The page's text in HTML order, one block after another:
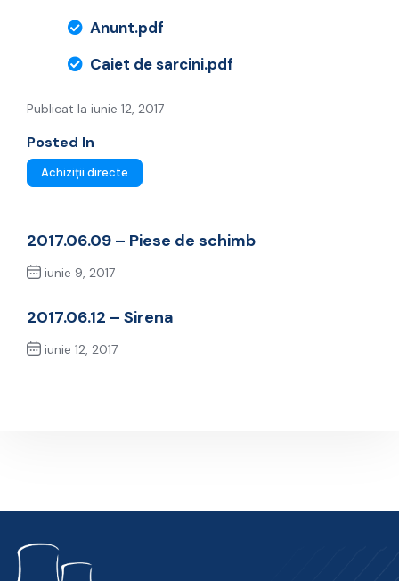
Anunt.pdf
Caiet de sarcini.pdf
Publicat la iunie 12, 2017
Posted In
Achiziții directe
2017.06.09 – Piese de schimb
iunie 9, 2017
2017.06.12 – Sirena
iunie 12, 2017